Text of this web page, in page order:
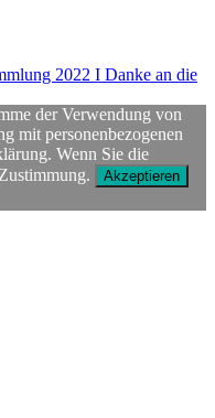
2022 I Danke an die
der Verwendung von
mit personenbezogenen
Wenn Sie die
Akzeptieren